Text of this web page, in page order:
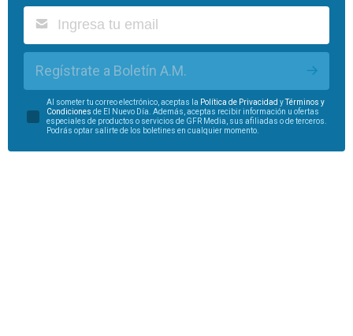
Regístrate a Boletín A.M.
Al someter tu correo electrónico, aceptas la Política de Privacidad yTérminos y
Condiciones de El Nuevo Día. Además, aceptas recibir información u ofertas
especiales de productos o servicios de GFR Media, sus afiliadas o de terceros.
Podrás optar salirte de los boletines en cualquier momento.